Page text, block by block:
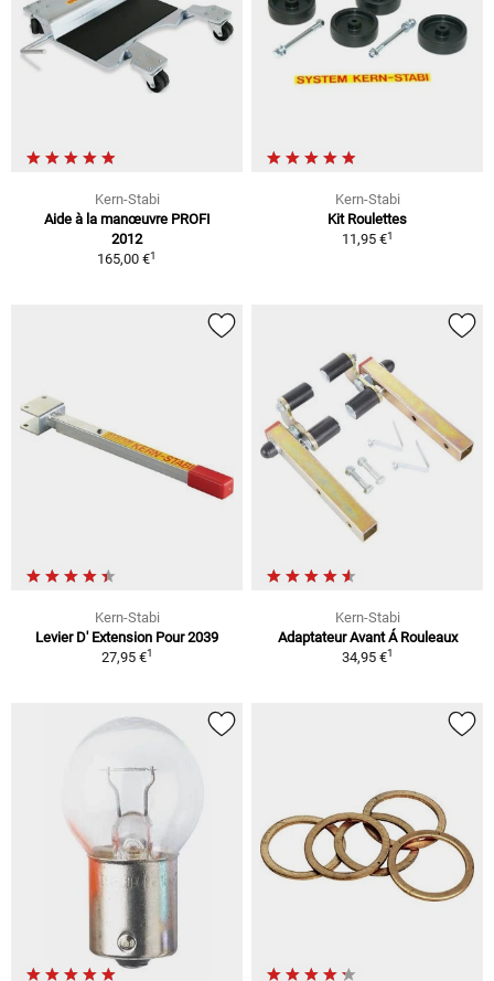
Kern-Stabi
Aide à la manœuvre PROFI
2012
165,00 €1
Kern-Stabi
Kit Roulettes
11,95 €1
Kern-Stabi
Levier D' Extension Pour 2039
27,95 €1
Kern-Stabi
Adaptateur Avant Á Rouleaux
34,95 €1